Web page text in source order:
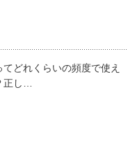
見た目が不衛生だとお
以上の方に好印象を与え
ンな印象を与えます。
脚を覗かせた服装が可
るのがNGな場合もあ
どれくらいの頻度で使え
正し…